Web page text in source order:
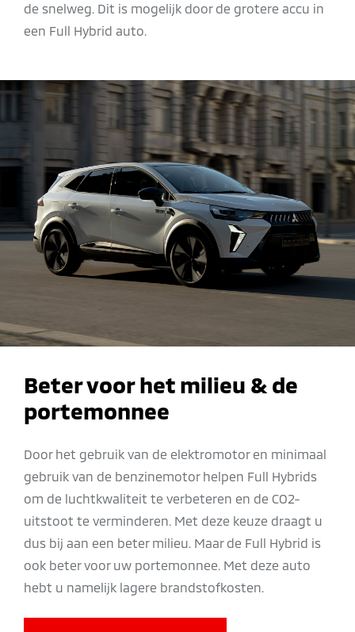
de snelweg. Dit is mogelijk door de grotere accu in
een Full Hybrid auto.
Beter voor het milieu & de
portemonnee
Door het gebruik van de elektromotor en minimaal
gebruik van de benzinemotor helpen Full Hybrids
om de luchtkwaliteit te verbeteren en de CO2-
uitstoot te verminderen. Met deze keuze draagt u
dus bij aan een beter milieu. Maar de Full Hybrid is
ook beter voor uw portemonnee. Met deze auto
hebt u namelijk lagere brandstofkosten.